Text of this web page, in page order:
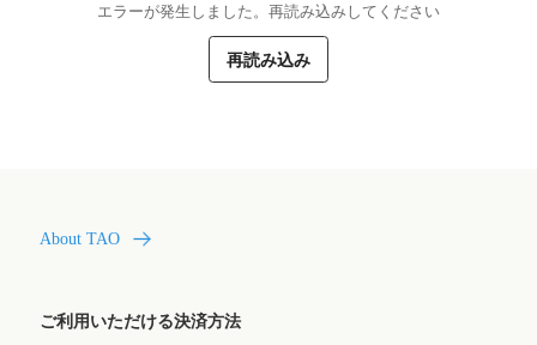
エラーが発生しました。再読み込みしてください
再読み込み
About TAO
ご利用いただける決済方法